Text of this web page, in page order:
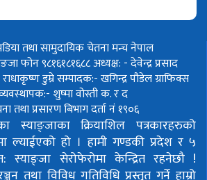
तथा सामुदायिक चेतना मन्च नेपाल
फोन ९८१६१८१६८८अध्यक्ष: - देवेन्द्र प्रसाद
डुम्रेसम्पादक:- खगिन्द्र पौडेलग्राफिक्स
शुष्मा वोस्तीक. र द
तथा प्रसारण बिभाग दर्ता नं १९०६
स्याङ्जाका क्रियाशिल पत्रकारहरुको
ल्याईएको हो । हामी गण्डकी प्रदेश र ५
स्याङ्जा सेरोफेरोमा केन्द्रित रहनेछौ !
तथा विविध गतिविधि प्रस्तुत गर्ने हाम्रो